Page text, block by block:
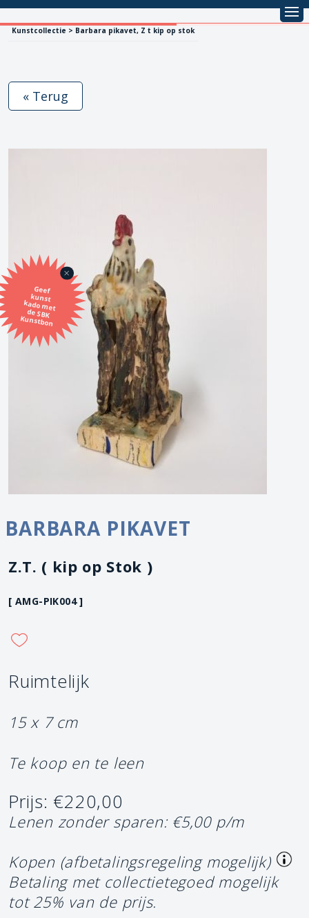
Kunstcollectie > Barbara pikavet, Z t kip op stok
Geef
kunst
kado met
de SBK
Kunstbon
« Terug
BARBARA PIKAVET
Z.T. ( kip op Stok )
[ AMG-PIK004 ]
Ruimtelijk
15 x 7 cm
Te koop en te leen
Prijs: €220,00
Lenen zonder sparen: €5,00 p/m
Kopen (afbetalingsregeling mogelijk)
Betaling met collectietegoed mogelijk
tot 25% van de prijs.